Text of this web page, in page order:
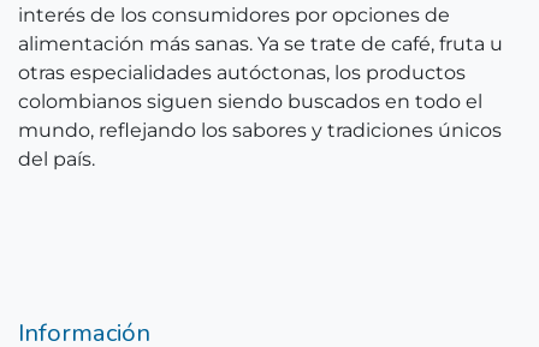
interés de los consumidores por opciones de
alimentación más sanas. Ya se trate de café, fruta u
otras especialidades autóctonas, los productos
colombianos siguen siendo buscados en todo el
mundo, reflejando los sabores y tradiciones únicos
del país.
Información